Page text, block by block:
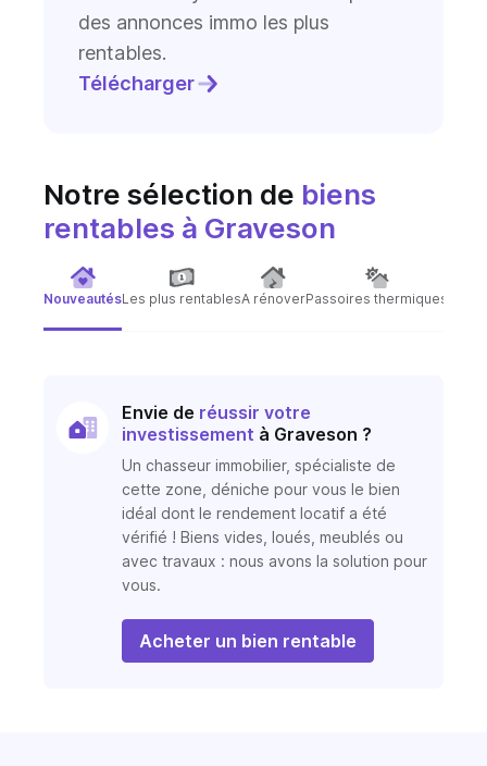
des annonces immo les plus
rentables.
Télécharger
Notre sélection de biens
rentables à Graveson
NouveautésLes plus rentablesA rénoverPassoires thermiques
Envie de réussir votre
investissement à Graveson ?
Un chasseur immobilier, spécialiste de
cette zone, déniche pour vous le bien
idéal dont le rendement locatif a été
vérifié ! Biens vides, loués, meublés ou
avec travaux : nous avons la solution pour
vous.
Acheter un bien rentable